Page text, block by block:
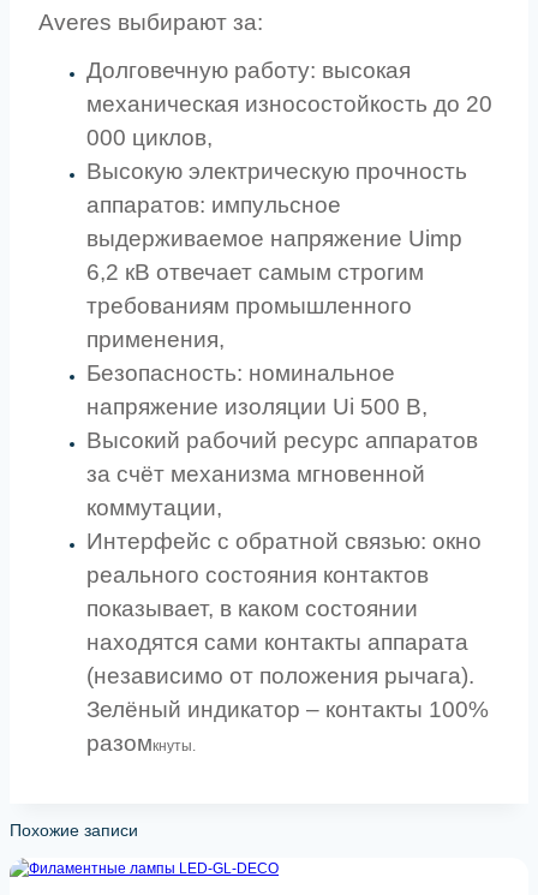
Averes выбирают за:
Долговечную работу: высокая
механическая износостойкость до 20
000 циклов,
Высокую электрическую прочность
аппаратов: импульсное
выдерживаемое напряжение Uimp
6,2 кВ отвечает самым строгим
требованиям промышленного
применения,
Безопасность: номинальное
напряжение изоляции Ui 500 В,
Высокий рабочий ресурс аппаратов
за счёт механизма мгновенной
коммутации,
Интерфейс с обратной связью: окно
реального состояния контактов
показывает, в каком состоянии
находятся сами контакты аппарата
(независимо от положения рычага).
Зелёный индикатор – контакты 100%
разомкнуты.
Похожие записи